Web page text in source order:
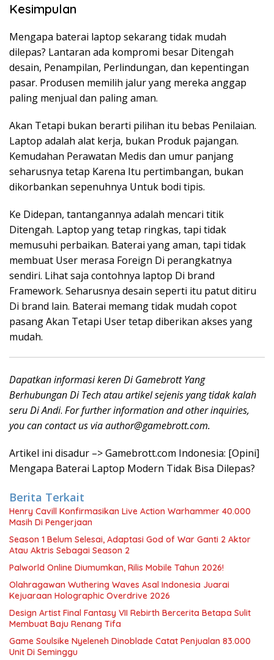
Kesimpulan
Mengapa baterai laptop sekarang tidak mudah
dilepas? Lantaran ada kompromi besar Ditengah
desain, Penampilan, Perlindungan, dan kepentingan
pasar. Produsen memilih jalur yang mereka anggap
paling menjual dan paling aman.
Akan Tetapi bukan berarti pilihan itu bebas Penilaian.
Laptop adalah alat kerja, bukan Produk pajangan.
Kemudahan Perawatan Medis dan umur panjang
seharusnya tetap Karena Itu pertimbangan, bukan
dikorbankan sepenuhnya Untuk bodi tipis.
Ke Didepan, tantangannya adalah mencari titik
Ditengah. Laptop yang tetap ringkas, tapi tidak
memusuhi perbaikan. Baterai yang aman, tapi tidak
membuat User merasa Foreign Di perangkatnya
sendiri. Lihat saja contohnya laptop Di brand
Framework. Seharusnya desain seperti itu patut ditiru
Di brand lain. Baterai memang tidak mudah copot
pasang Akan Tetapi User tetap diberikan akses yang
mudah.
Dapatkan informasi keren Di Gamebrott Yang
Berhubungan Di Tech atau artikel sejenis yang tidak kalah
seru Di Andi. For further information and other inquiries,
you can contact us viaauthor@gamebrott.com.
Artikel ini disadur –> Gamebrott.com Indonesia: [Opini]
Mengapa Baterai Laptop Modern Tidak Bisa Dilepas?
Berita Terkait
Henry Cavill Konfirmasikan Live Action Warhammer 40.000
Masih Di Pengerjaan
Season 1 Belum Selesai, Adaptasi God of War Ganti 2 Aktor
Atau Aktris Sebagai Season 2
Palworld Online Diumumkan, Rilis Mobile Tahun 2026!
Olahragawan Wuthering Waves Asal Indonesia Juarai
Kejuaraan Holographic Overdrive 2026
Design Artist Final Fantasy VII Rebirth Bercerita Betapa Sulit
Membuat Baju Renang Tifa
Game Soulsike Nyeleneh Dinoblade Catat Penjualan 83.000
Unit Di Seminggu